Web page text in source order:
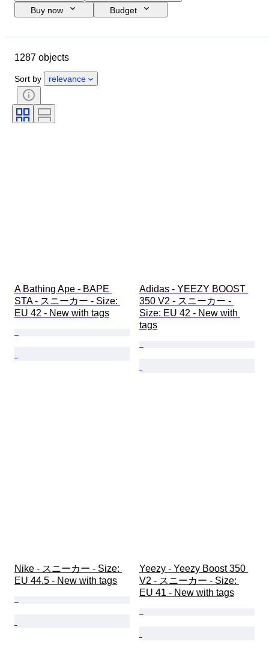
Buy now
Budget
Country of origin
コンディション
カラー
パターン
1287 objects
Sort by relevance
A Bathing Ape - BAPE
STA - スニーカー - Size:
EU 42 - New with tags
Adidas - YEEZY BOOST
350 V2 - スニーカー -
Size: EU 42 - New with
tags
Nike - スニーカー - Size:
EU 44.5 - New with tags
Yeezy - Yeezy Boost 350
V2 - スニーカー - Size:
EU 41 - New with tags